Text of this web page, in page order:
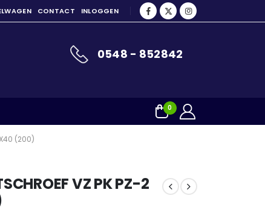
CONTACT INLOGGEN
0548 - 852842
0
(200)
VZ PK PZ-2